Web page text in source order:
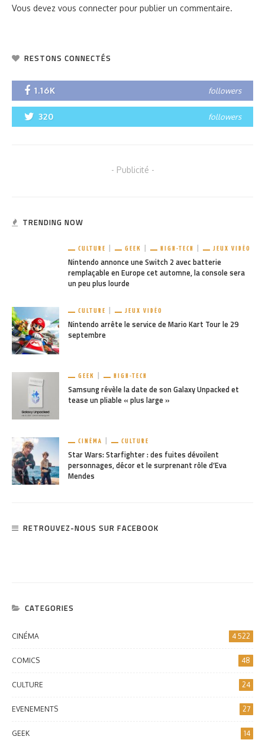
Vous devez vous connecter pour publier un commentaire.
RESTONS CONNECTÉS
1.16K followers
320 followers
- Publicité -
TRENDING NOW
CULTURE GEEK HIGH-TECH JEUX VIDÉO
Nintendo annonce une Switch 2 avec batterie
remplaçable en Europe cet automne, la console sera
un peu plus lourde
CULTURE JEUX VIDÉO
Nintendo arrête le service de Mario Kart Tour le 29
septembre
GEEK HIGH-TECH
Samsung révèle la date de son Galaxy Unpacked et
tease un pliable « plus large »
CINÉMA CULTURE
Star Wars: Starfighter : des fuites dévoilent
personnages, décor et le surprenant rôle d’Eva
Mendes
RETROUVEZ-NOUS SUR FACEBOOK
CATEGORIES
CINÉMA 4 522
COMICS 48
CULTURE 24
EVENEMENTS 27
GEEK 14